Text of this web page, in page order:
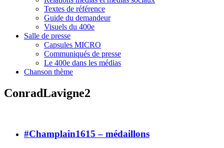
Textes de référence
Guide du demandeur
Visuels du 400e
Salle de presse
Capsules MICRO
Communiqués de presse
Le 400e dans les médias
Chanson thème
ConradLavigne2
#Champlain1615 – médaillons